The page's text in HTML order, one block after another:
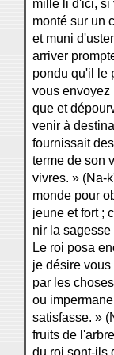
mille li d'ici, si
monté sur un
et muni
arriver
pondu qu'il le
vous envoyez
que et
venir à
fournissait
terme de son
vivres. » (Na-
monde pour
jeune et fort ;
nir la
Le roi posa
je désire
par les
ou
satisfasse. »
fruits de
du roi sont-ils